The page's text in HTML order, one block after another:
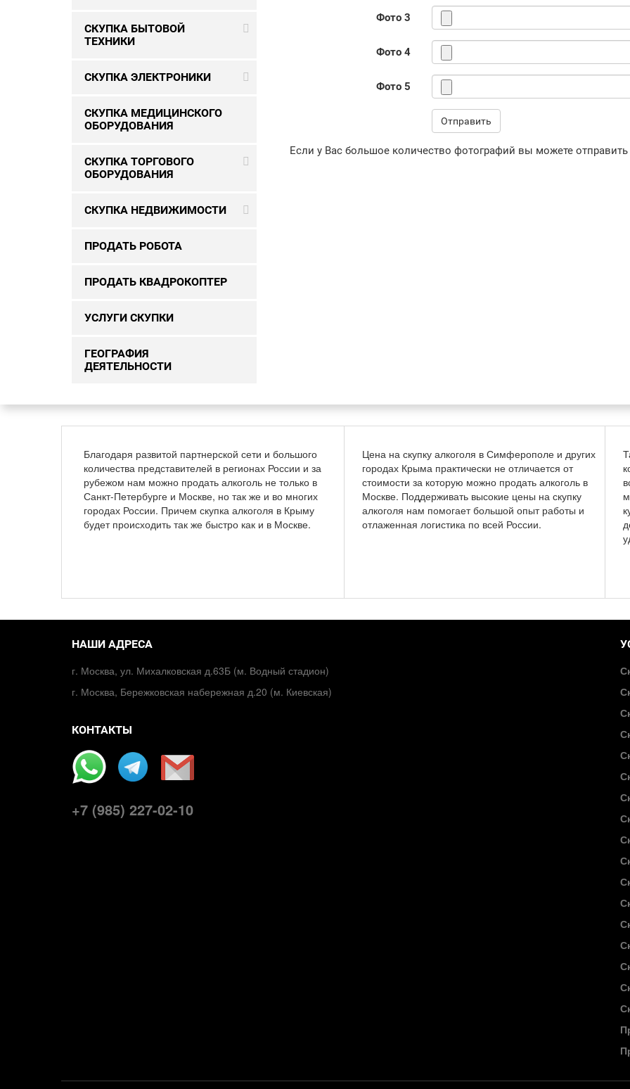
СКУПКА БЫТОВОЙ
ТЕХНИКИ
СКУПКА ЭЛЕКТРОНИКИ
СКУПКА МЕДИЦИНСКОГО
ОБОРУДОВАНИЯ
СКУПКА ТОРГОВОГО
ОБОРУДОВАНИЯ
СКУПКА НЕДВИЖИМОСТИ
ПРОДАТЬ РОБОТА
ПРОДАТЬ КВАДРОКОПТЕР
УСЛУГИ СКУПКИ
ГЕОГРАФИЯ
ДЕЯТЕЛЬНОСТИ
Фото 3
Фото 4
Фото 5
Отправить
Если у Вас большое количество фотографий вы можете
Благодаря развитой партнерской сети и большого
количества представителей в регионах России и за
рубежом нам можно продать алкоголь не только в
Санкт-Петербурге и Москве, но так же и во многих
городах России. Причем скупка алкоголя в Крыму
будет происходить так же быстро как и в Москве.
Цена на скупку алкоголя в Симферополе и других
городах Крыма практически не отличается от
стоимости за которую можно продать алкоголь в
Москве. Поддерживать высокие цены на скупку
алкоголя нам помогает большой опыт работы и
отлаженная логистика по всей России.
НАШИ АДРЕСА
г. Москва, ул. Михалковская д.63Б (м. Водный стадион)
г. Москва, Бережковская набережная д.20 (м. Киевская)
КОНТАКТЫ
+7 (985) 227-02-10